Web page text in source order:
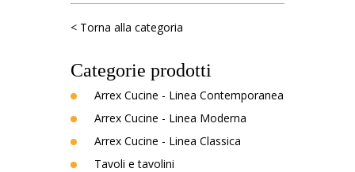
< Torna alla categoria
Categorie prodotti
Arrex Cucine - Linea Contemporanea
Arrex Cucine - Linea Moderna
Arrex Cucine - Linea Classica
Tavoli e tavolini